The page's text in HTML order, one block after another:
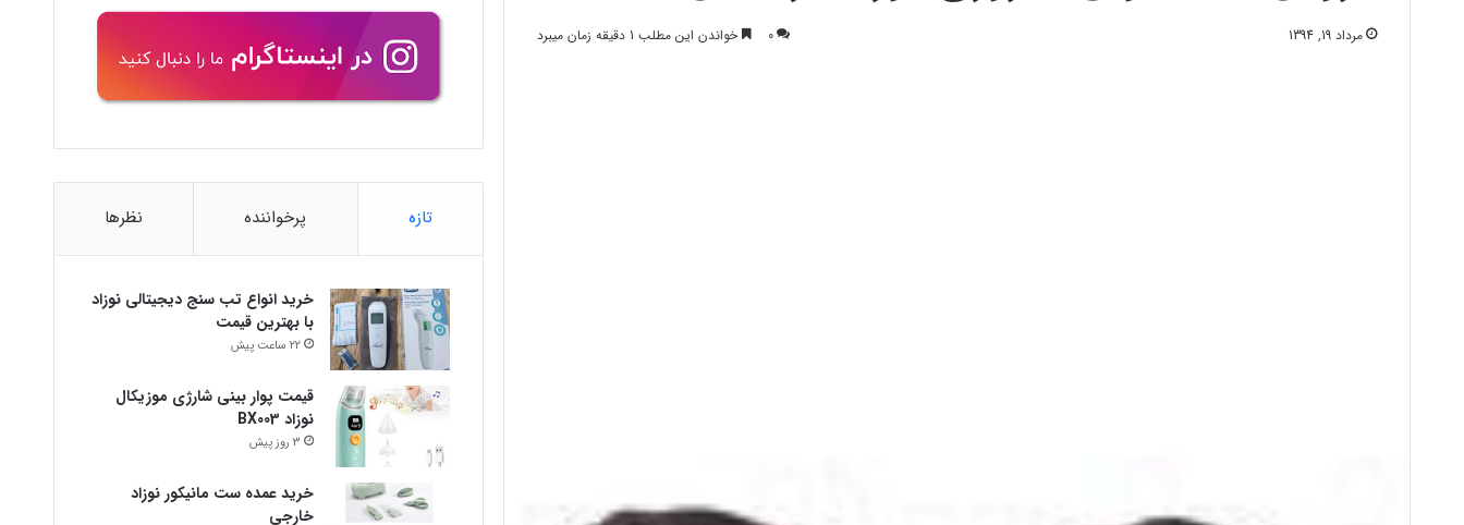
مرداد 19, 1394 0 خواندن این مطلب 1 دقیقه زمان میبرد
تازه پرخواننده نظرها
خرید انواع تب سنج دیجیتالی نوزاد
با بهترین قیمت
22 ساعت پیش
قیمت پوار بینی شارژی موزیکال
نوزاد BX003
3 روز پیش
خرید عمده ست مانیکور نوزاد
خارجی